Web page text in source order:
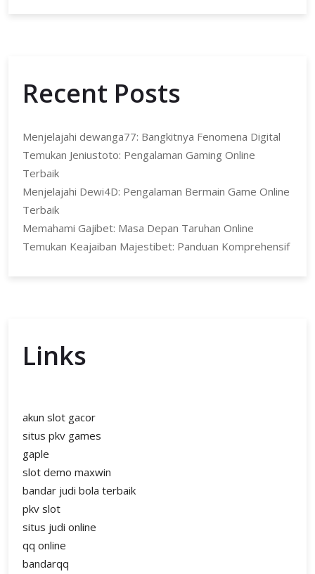
Recent Posts
Menjelajahi dewanga77: Bangkitnya Fenomena Digital
Temukan Jeniustoto: Pengalaman Gaming Online
Terbaik
Menjelajahi Dewi4D: Pengalaman Bermain Game Online
Terbaik
Memahami Gajibet: Masa Depan Taruhan Online
Temukan Keajaiban Majestibet: Panduan Komprehensif
Links
akun slot gacor
situs pkv games
gaple
slot demo maxwin
bandar judi bola terbaik
pkv slot
situs judi online
qq online
bandarqq